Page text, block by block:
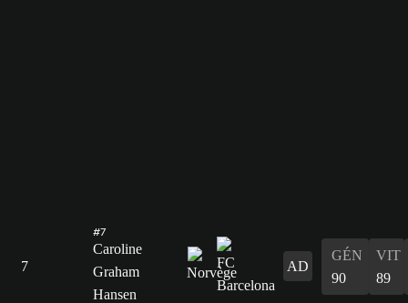
7
#7
Caroline
Graham
Hansen
AD
GÉN
90
VIT
89